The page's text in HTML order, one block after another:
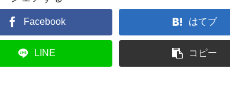
Facebook はてブ
LINE コピー